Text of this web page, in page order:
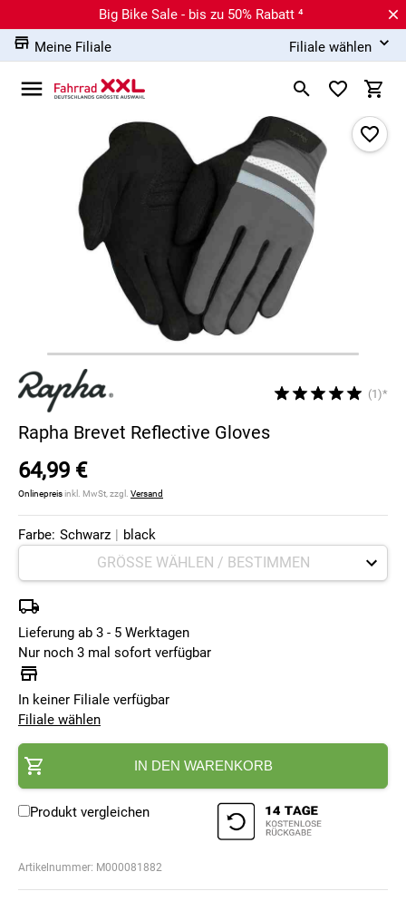
Big Bike Sale - bis zu 50% Rabatt ⁴
Meine Filiale
Filiale wählen
(1)*
Rapha Brevet Reflective Gloves
64,99 €
Onlinepreisinkl. MwSt, zzgl. Versand
Farbe: Schwarz | black
Lieferung ab 3 - 5 Werktagen
Nur noch 3 mal sofort verfügbar
In keiner Filiale verfügbar
Filiale wählen
IN DEN WARENKORB
Produkt vergleichen
Artikelnummer: M000081882